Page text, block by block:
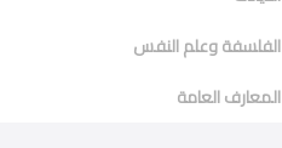
الفلسفة وعلم النفس
المعارف العامة